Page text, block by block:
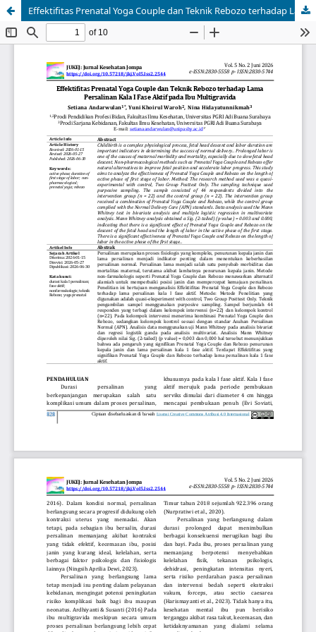
Effektifitas Prenatal Yoga Couple dan Teknik Rebozo terhadap Lama Persalinan Kala I Fase Aktif pada Ibu Multigravida